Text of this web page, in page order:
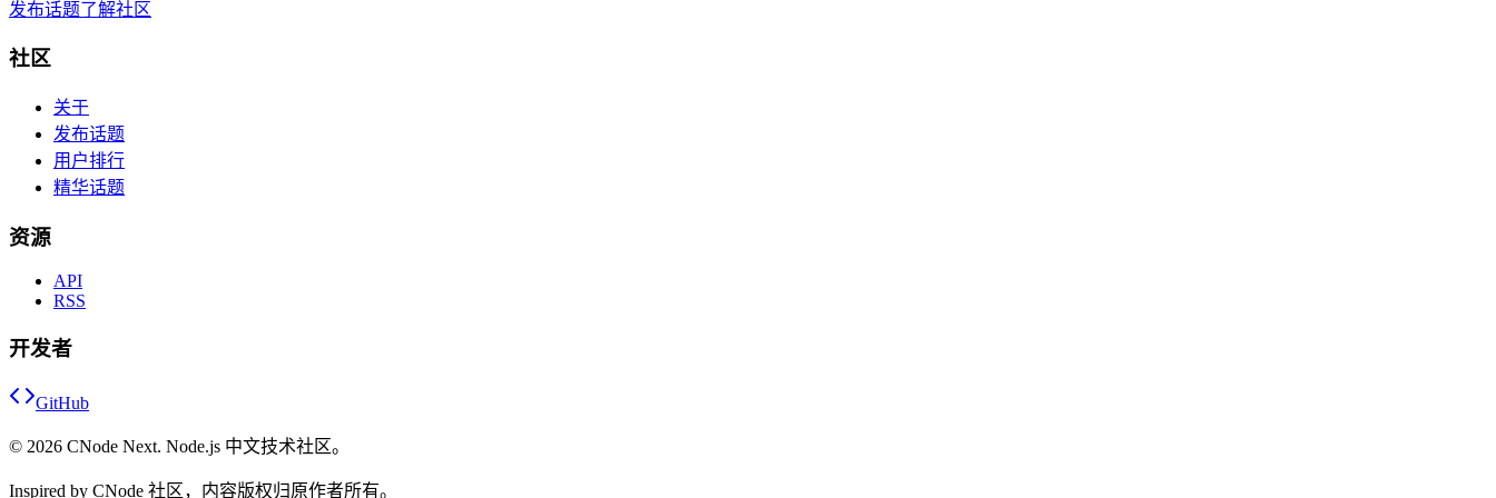
发布话题了解社区
社区
关于
发布话题
用户排行
精华话题
资源
API
RSS
开发者
GitHub
© 2026 CNode Next. Node.js 中文技术社区。
Inspired by CNode 社区，内容版权归原作者所有。